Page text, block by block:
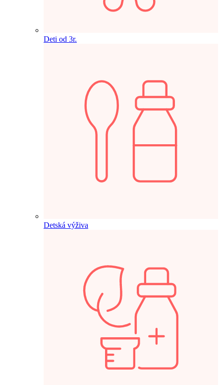
Deti od 3r.
Detská výživa